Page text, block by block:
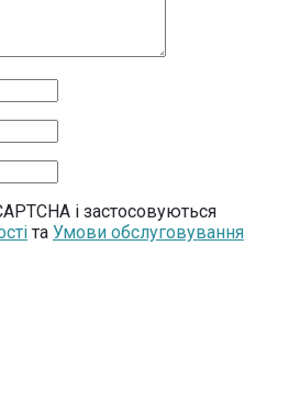
і застосовуються
та Умови обслуговування